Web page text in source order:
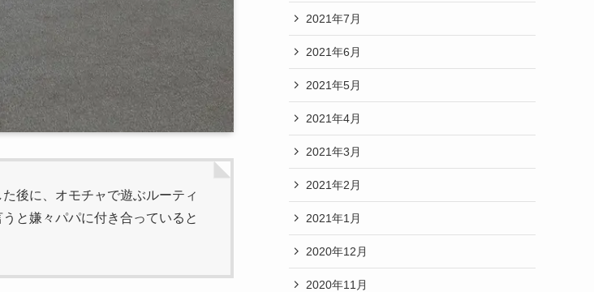
後に、オモチャで遊ぶルーティ
と嫌々パパに付き合っていると
2021年7月
2021年6月
2021年5月
2021年4月
2021年3月
2021年2月
2021年1月
2020年12月
2020年11月